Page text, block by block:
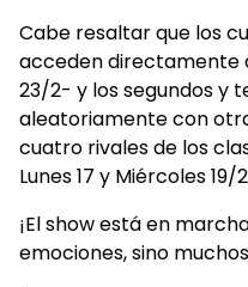
Cabe resaltar que los
acceden directamente
23/2- y los segundos y
aleatoriamente con
cuatro rivales de los
Lunes 17 y Miércoles 19/
¡El show está en
emociones, sino